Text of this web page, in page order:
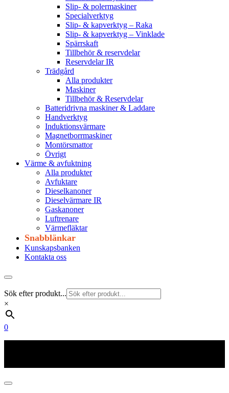
Slip- & polermaskiner
Specialverktyg
Slip- & kapverktyg – Raka
Slip- & kapverktyg – Vinklade
Spärrskaft
Tillbehör & reservdelar
Reservdelar IR
Trädgård
Alla produkter
Maskiner
Tillbehör & Reservdelar
Batteridrivna maskiner & Laddare
Handverktyg
Induktionsvärmare
Magnetborrmaskiner
Montörsmattor
Övrigt
Värme & avfuktning
Alla produkter
Avfuktare
Dieselkanoner
Dieselvärmare IR
Gaskanoner
Luftrenare
Värmefläktar
Snabblänkar
Kunskapsbanken
Kontakta oss
Sök efter produkt...
×
0